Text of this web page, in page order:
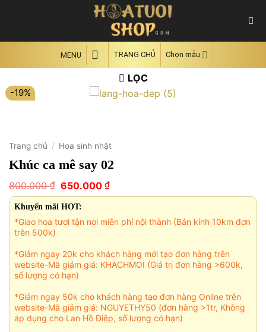
MENU TRANG CHỦ Chọn mẫu
LỌC
-19%
Trang chủ / Hoa sinh nhật
Khúc ca mê say 02
800.000₫ Giá
gốc
là:
800.000 ₫.
650.000 ₫Giá
hiện
650.000 ₫.
Khuyến mãi HOT:
*Giao hoa tươi tận nơi miễn phí nội thành (Bán kính 10km đơn
trên 500k)
*Giảm ngay 20k cho khách hàng mới tạo đơn hàng trên
website-Mã giảm giá: KHACHMOI (Giá trị đơn hàng >600k,
số lượng có hạn)
*Giảm ngay 50k cho khách hàng tạo đơn hàng Online trên
website-Mã giảm giá: NGUYETHY50 (đơn hàng >1tr, Không
áp dụng cho Lan Hồ Điệp, số lượng có hạn)